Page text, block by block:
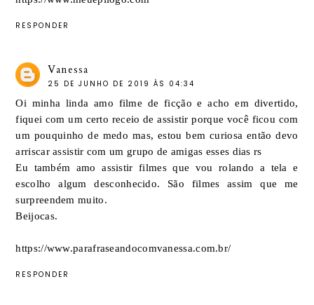
RESPONDER
Vanessa
25 DE JUNHO DE 2019 ÀS 04:34
Oi minha linda amo filme de ficção e acho em divertido,
fiquei com um certo receio de assistir porque você ficou com
um pouquinho de medo mas, estou bem curiosa então devo
arriscar assistir com um grupo de amigas esses dias rs
Eu também amo assistir filmes que vou rolando a tela e
escolho algum desconhecido. São filmes assim que me
surpreendem muito.
Beijocas.
https://www.parafraseandocomvanessa.com.br/
RESPONDER